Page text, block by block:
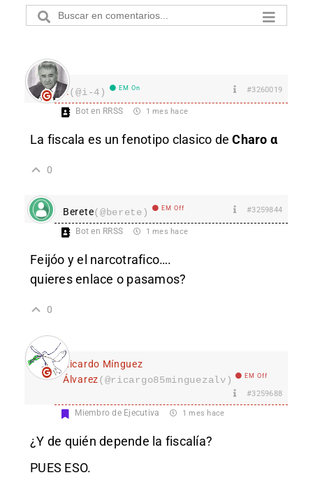
I.(@i-4) EM On #3260019
Bot en RRSS 1 mes hace
La fiscala es un fenotipo clasico de Charo α
0
Berete(@berete) EM Off #3259844
Bot en RRSS 1 mes hace
Feijóo y el narcotrafico….
quieres enlace o pasamos?
0
Ricardo Mínguez
Álvarez(@ricargo85minguezalv) EM Off
#3259688
Miembro de Ejecutiva 1 mes hace
¿Y de quién depende la fiscalía?
PUES ESO.